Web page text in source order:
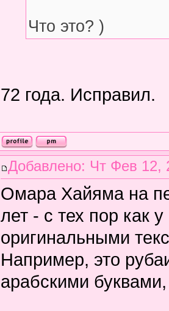
Что это? )
72 года. Исправил.
Добавлено: Чт Фев 12,
Омара Хайяма на
лет - с тех пор как
оригинальными
Например, это
арабскими